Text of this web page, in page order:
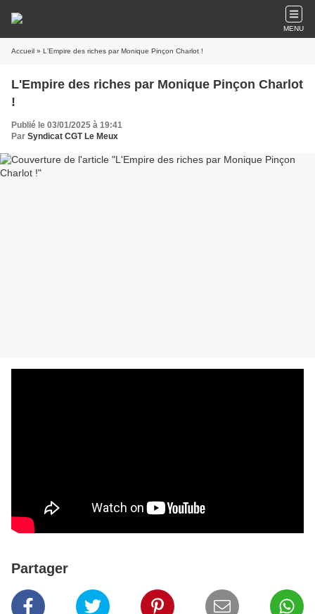
MENU
Accueil » L'Empire des riches par Monique Pinçon Charlot !
L'Empire des riches par Monique Pinçon Charlot
!
Publié le 03/01/2025 à 19:41
Par Syndicat CGT Le Meux
Partager